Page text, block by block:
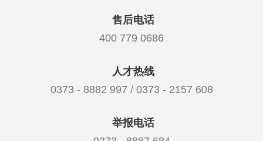
售后电话
400 779 0686
人才热线
0373 - 8882 997 / 0373 - 2157 608
举报电话